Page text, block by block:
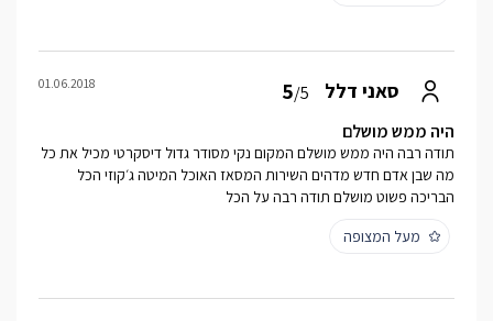
סאני דלל 5/5
01.06.2018
היה ממש מושלם
תודה רבה היה ממש מושלם המקום נקי מסודר גדול דיסקרטי מכיל את כל
מה שבן אדם חדש מדהים השירות המסאז האוכל המיטה ג׳קוזי הכל
הבריכה פשוט מושלם תודה רבה על הכל
מעל המצופה